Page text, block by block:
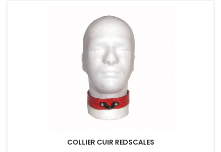
COLLIER CUIR REDSCALES